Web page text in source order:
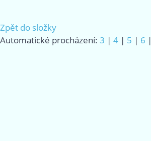
Zpět do složky
Automatické procházení: 3 | 4 | 5 | 6 |